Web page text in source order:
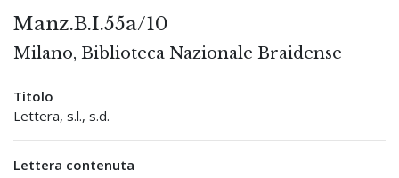
Manz.B.I.55a/10
Milano, Biblioteca Nazionale Braidense
Titolo
Lettera, s.l., s.d.
Lettera contenuta